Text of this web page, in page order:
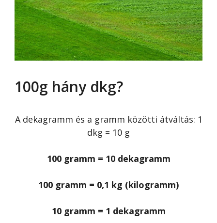
100g hány dkg?
A dekagramm és a gramm közötti átváltás: 1
dkg = 10 g
100 gramm = 10 dekagramm
100 gramm = 0,1 kg (kilogramm)
10 gramm = 1 dekagramm